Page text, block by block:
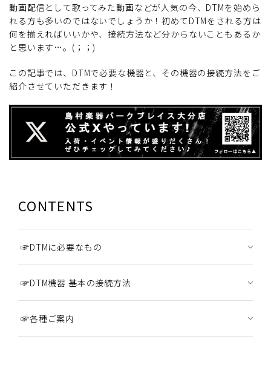
動画配信として歌ってみた動画などが人気の今、DTMを始めら
れる方も多いのではないでしょうか！初めてDTMをされる方は
何を揃えればいいかや、接続方法など分からないこともあるか
と思います…。(；；)
この記事では、DTMで必要な機器と、その機器の接続方法をご
紹介させていただきます！
CONTENTS
☞DTMに必要なもの
☞DTM機器 基本の接続方法
☞各種ご案内